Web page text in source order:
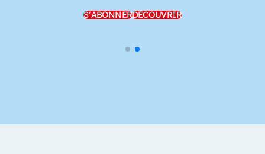
S'ABONNERDÉCOUVRIR